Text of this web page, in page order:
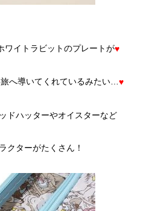
ワイトラビットのプレートが♥
へ導いてくれているみたい…♥
ドハッターやオイスターなど
クターがたくさん！